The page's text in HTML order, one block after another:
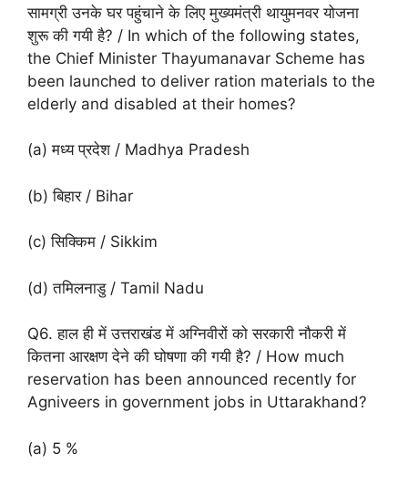
सामग्री उनके घर पहुंचाने के लिए मुख्यमंत्री थायुमनवर योजना
शुरू की गयी है? / In which of the following states,
the Chief Minister Thayumanavar Scheme has
been launched to deliver ration materials to the
elderly and disabled at their homes?
(a) मध्य प्रदेश / Madhya Pradesh
(b) बिहार / Bihar
(c) सिक्किम / Sikkim
(d) तमिलनाडु / Tamil Nadu
Q6. हाल ही में उत्तराखंड में अग्निवीरों को सरकारी नौकरी में
कितना आरक्षण देने की घोषणा की गयी है? / How much
reservation has been announced recently for
Agniveers in government jobs in Uttarakhand?
(a) 5 %